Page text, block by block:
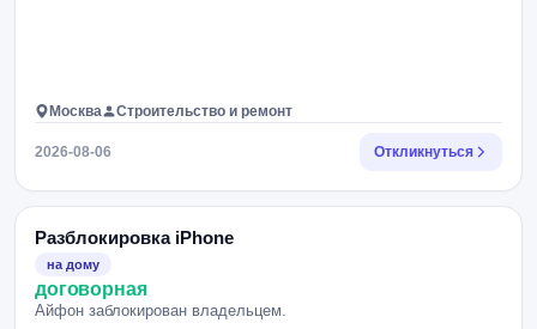
Москва Строительство и ремонт
2026-08-06 Откликнуться
Разблокировка iPhone
на дому
договорная
Айфон заблокирован владельцем.